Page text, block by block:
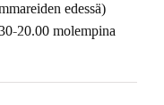
edessä)
20.00 molempina